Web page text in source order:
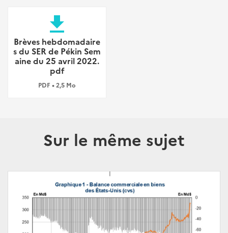
file_download
Brèves hebdomadaire
s du SER de Pékin Sem
aine du 25 avril 2022.
pdf
PDF • 2,5 Mo
Sur le même sujet